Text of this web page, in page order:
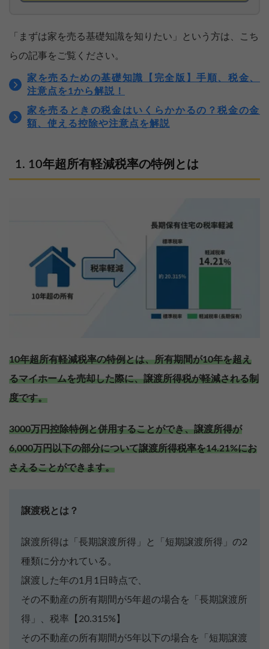
「まずは家を売る基礎知識を知りたい」という方は、こち
らの記事をご覧ください。
家を売るための基礎知識【完全版】手順、税金、
注意点を1から解説！
家を売るときの税金はいくらかかるの？税金の金
額、使える控除や注意点を解説
10年超所有軽減税率の特例とは
10年超所有軽減税率の特例とは、所有期間が10年を超え
るマイホームを売却した際に、譲渡所得税が軽減される制
度です。
3000万円控除特例と併用することができ、譲渡所得が
6,000万円以下の部分について譲渡所得税率を14.21%にお
さえることができます。
譲渡税とは？
譲渡所得は「長期譲渡所得」と「短期譲渡所得」の2
種類に分かれている。
譲渡した年の1月1日時点で、
その不動産の所有期間が5年超の場合を「長期譲渡所
得」、税率【20.315%】
その不動産の所有期間が5年以下の場合を「短期譲渡